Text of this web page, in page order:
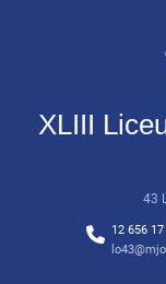
XLIII
43
12 656